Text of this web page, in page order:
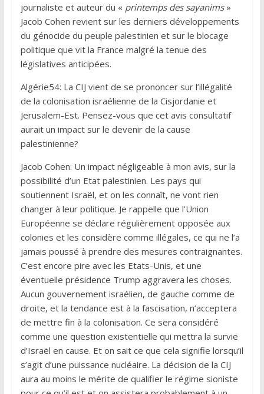
journaliste et auteur du « printemps des sayanims»
Jacob Cohen revient sur les derniers développements
du génocide du peuple palestinien et sur le blocage
politique que vit la France malgré la tenue des
législatives anticipées.
Algérie54: La CIJ vient de se prononcer sur l’illégalité
de la colonisation israélienne de la Cisjordanie et
Jerusalem-Est. Pensez-vous que cet avis consultatif
aurait un impact sur le devenir de la cause
palestinienne?
Jacob Cohen: Un impact négligeable à mon avis, sur la
possibilité d’un Etat palestinien. Les pays qui
soutiennent Israël, et on les connaît, ne vont rien
changer à leur politique. Je rappelle que l’Union
Européenne se déclare régulièrement opposée aux
colonies et les considère comme illégales, ce qui ne l’a
jamais poussé à prendre des mesures contraignantes.
C’est encore pire avec les Etats-Unis, et une
éventuelle présidence Trump aggravera les choses.
Aucun gouvernement israélien, de gauche comme de
droite, et la tendance est à la fascisation, n’acceptera
de mettre fin à la colonisation. Ce sera considéré
comme une question existentielle qui mettra la survie
d’Israël en cause. Et on sait ce que cela signifie lorsqu’il
s’agit d’une puissance nucléaire. La décision de la CIJ
aura au moins le mérite de qualifier le régime sioniste